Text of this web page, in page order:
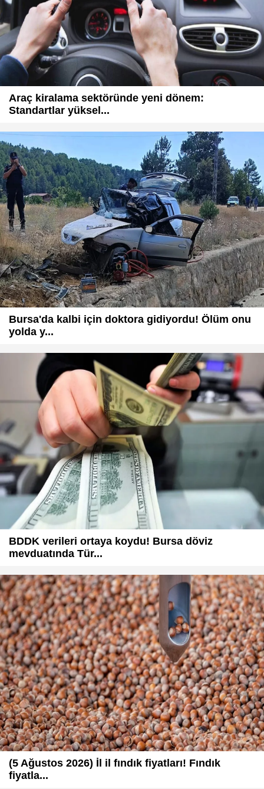
Araç kiralama sektöründe yeni dönem:
Standartlar yüksel...
Bursa'da kalbi için doktora gidiyordu! Ölüm onu
yolda y...
BDDK verileri ortaya koydu! Bursa döviz
mevduatında Tür...
(5 Ağustos 2026) İl il fındık fiyatları! Fındık
fiyatla...